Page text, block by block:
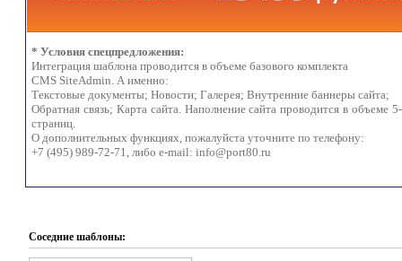
* Условия спецпредложения:
Интеграция шаблона проводится в объеме базового комплекта
CMS SiteAdmin. А именно:
Текстовые документы; Новости; Галерея; Внутренние баннеры сайта;
Обратная связь; Карта сайта. Наполнение сайта проводится в объеме
страниц.
О дополнительных функциях, пожалуйста уточните по телефону:
+7 (495) 989-72-71, либо e-mail: info@port80.ru
Соседние шаблоны: